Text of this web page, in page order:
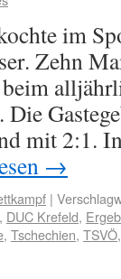
im
Zehn
mit 2:1.
→
|
, DUC Krefeld,
, Tschechien, TSVÖ